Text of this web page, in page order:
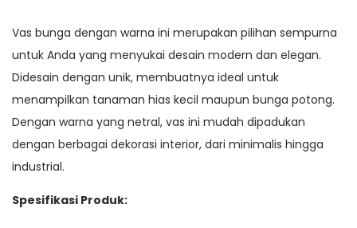
Vas bunga dengan warna ini merupakan pilihan sempurna
untuk Anda yang menyukai desain modern dan elegan.
Didesain dengan unik, membuatnya ideal untuk
menampilkan tanaman hias kecil maupun bunga potong.
Dengan warna yang netral, vas ini mudah dipadukan
dengan berbagai dekorasi interior, dari minimalis hingga
industrial.
Spesifikasi Produk: